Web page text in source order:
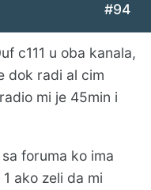
#94
c111 u oba kanala,
dok radi al cim
mi je 45min i
foruma ko ima
ako zeli da mi